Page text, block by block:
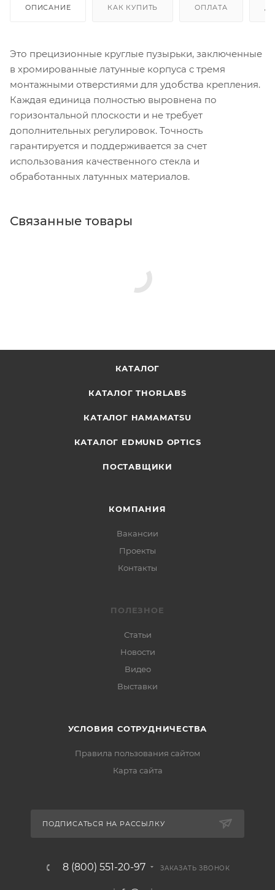
ОПИСАНИЕ КАК КУПИТЬ ОПЛАТА
Это прецизионные круглые пузырьки, заключенные
в хромированные латунные корпуса с тремя
монтажными отверстиями для удобства крепления.
Каждая единица полностью выровнена по
горизонтальной плоскости и не требует
дополнительных регулировок. Точность
гарантируется и поддерживается за счет
использования качественного стекла и
обработанных латунных материалов.
Связанные товары
КАТАЛОГ
КАТАЛОГ THORLABS
КАТАЛОГ HAMAMATSU
КАТАЛОГ EDMUND OPTICS
ПОСТАВЩИКИ
КОМПАНИЯ
Вакансии
Проекты
Контакты
ПОЛЕЗНОЕ
Статьи
Новости
Видео
Выставки
УСЛОВИЯ СОТРУДНИЧЕСТВА
Правила пользования сайтом
Карта сайта
ПОДПИСАТЬСЯ НА РАССЫЛКУ
8 (800) 551-20-97 ЗАКАЗАТЬ ЗВОНОК